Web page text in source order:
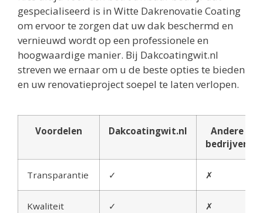
gespecialiseerd is in Witte Dakrenovatie Coating
om ervoor te zorgen dat uw dak beschermd en
vernieuwd wordt op een professionele en
hoogwaardige manier. Bij Dakcoatingwit.nl
streven we ernaar om u de beste opties te bieden
en uw renovatieproject soepel te laten verlopen.
Voordelen Dakcoatingwit.nl
Andere
bedrijven
Transparantie ✓ ✗
Kwaliteit ✓ ✗